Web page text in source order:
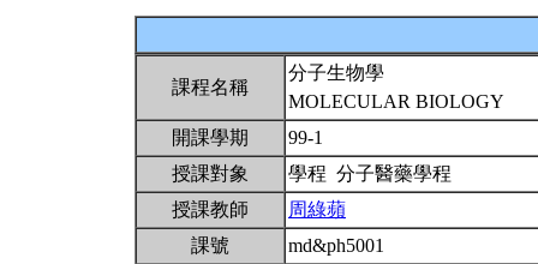
課程名稱
分子生物學
MOLECULAR BIOLOGY
開課學期
99-1
授課對象
學程 分子醫藥學程
授課教師
周綠蘋
課號
md&ph5001